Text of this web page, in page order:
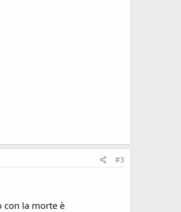
#3
con la morte è